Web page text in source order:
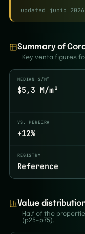
updated junio 2026
Summary of
Key venta figures
MEDIAN $/M²
$5,3 M/m²
VS. PEREIRA
+12%
REGISTRY
Reference
Value distribution
Half of the
(p25–p75).